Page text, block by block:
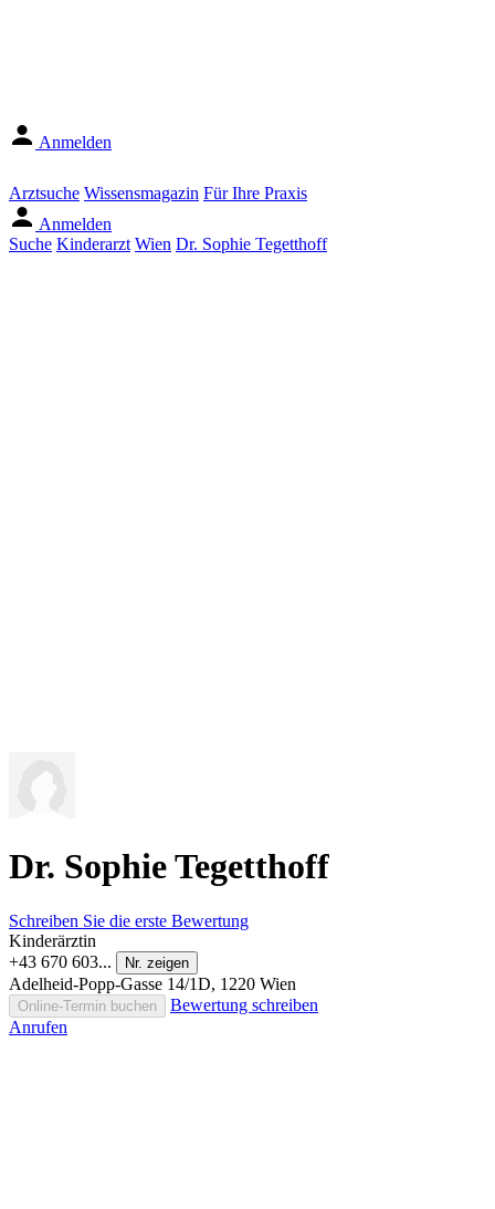
Anmelden
Arztsuche Wissensmagazin Für Ihre Praxis
Anmelden
Suche Kinderarzt Wien Dr. Sophie Tegetthoff
Dr. Sophie Tegetthoff
Schreiben Sie die erste Bewertung
Kinderärztin
+43 670 603...
Nr. zeigen
Adelheid-Popp-Gasse 14/1D, 1220 Wien
Online-Termin buchen
Bewertung schreiben
Anrufen